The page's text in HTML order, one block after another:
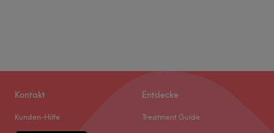
Kontakt
Kunden-Hilfe
Entdecke
Treatment Guide